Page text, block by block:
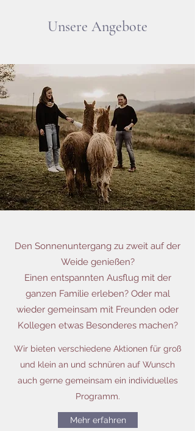
Unsere Angebote
Den Sonnenuntergang zu zweit auf der
Weide genießen?
Einen entspannten Ausflug mit der
ganzen Familie erleben? Oder mal
wieder gemeinsam mit Freunden oder
Kollegen etwas Besonderes machen?
Wir bieten verschiedene Aktionen für groß
und klein an und schnüren auf Wunsch
auch gerne gemeinsam ein individuelles
Programm.
Mehr erfahren